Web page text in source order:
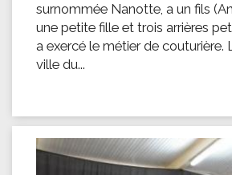
surnommée Nanotte, a un fils
une petite fille et trois arrières
a exercé le métier de couturière.
ville du...